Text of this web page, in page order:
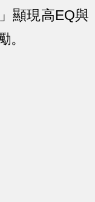
」顯現高EQ與
。